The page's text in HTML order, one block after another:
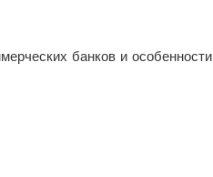
банков и особенности